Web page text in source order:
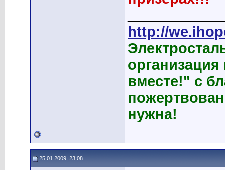
http://
вместе!" с
нужна!
25.01.2009, 23:08